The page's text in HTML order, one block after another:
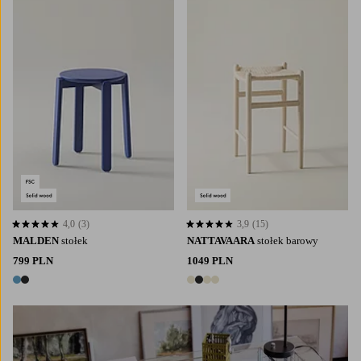
MALDEN stołek
799 PLN
2 kolory
4,0 opierając się na 3 ocenach
4,0 (3)
NATTAVAARA stołek barowy
1049 PLN
4 kolory
3,9 opierając się na 15 ocenach
3,9 (15)